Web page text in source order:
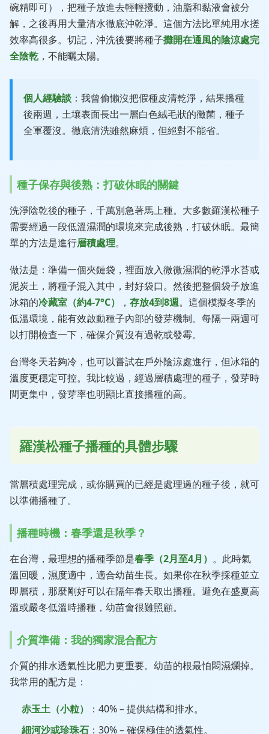
碗精即可），把種子放進去輕輕攪動，油脂和黏液會被分
解，之後再用大量清水徹底沖乾淨。這個方法比單純用水搓
效率高很多。切記，沖洗後要將種子攤開在通風的陰涼處完
全陰乾 ，不能曬太陽。
個人經驗談 ：我曾偷懶沒把假種皮清乾淨，結果播種
後兩週，土壤表面長出一層白色絨毛狀的黴菌，種子
全軍覆沒。徹底清洗雖然麻煩，但絕對不能省。
種子保存與後熟：打破休眠的關鍵
洗淨陰乾後的種子，千萬別急著馬上種。大多數羅漢松種子
需要經過一段低溫濕潤的環境來完成後熟，打破休眠。最簡
單的方法是進行層積處理。
做法是：準備一個夾鏈袋，裡面放入微微濕潤的乾淨水苔或
泥炭土，將種子混入其中，封好袋口。然後把整個袋子放進
冰箱的冷藏室（約4-7°C） ， 存放4到8週。這個模擬冬季的
低溫環境，能有效啟動種子內部的發芽機制。每隔一兩週可
以打開檢查一下，確保介質沒有過乾或發霉。
台灣冬天若夠冷，也可以嘗試在戶外陰涼處進行，但冰箱的
溫度更穩定可控。我比較過，經過層積處理的種子，發芽時
間更集中，發芽率也明顯比直接播種的高。
羅漢松種子播種的具體步驟
當層積處理完成，或你購買的已經是處理過的種子後，就可
以準備播種了。
播種時機：春季還是秋季？
在台灣，最理想的播種季節是春季（2月至4月） 。此時氣
溫回暖，濕度適中，適合幼苗生長。如果你在秋季採種並立
即層積，那麼剛好可以在隔年春天取出播種。避免在盛夏高
溫或嚴冬低溫時播種，幼苗會很難照顧。
介質準備：我的獨家混合配方
介質的排水透氣性比肥力更重要。幼苗的根最怕悶濕爛掉。
我常用的配方是：
赤玉土（小粒）
：40% – 提供結構和排水。
細河沙或珍珠石 ：30% – 確保極佳的透氣性。